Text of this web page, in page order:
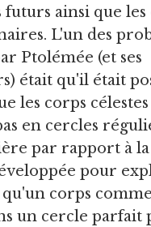
ainsi que les
L'un des
Ptolémée (et ses
était qu'il était
les corps célestes
en cercles
par rapport à
pour
qu'un corps
un cercle parfait